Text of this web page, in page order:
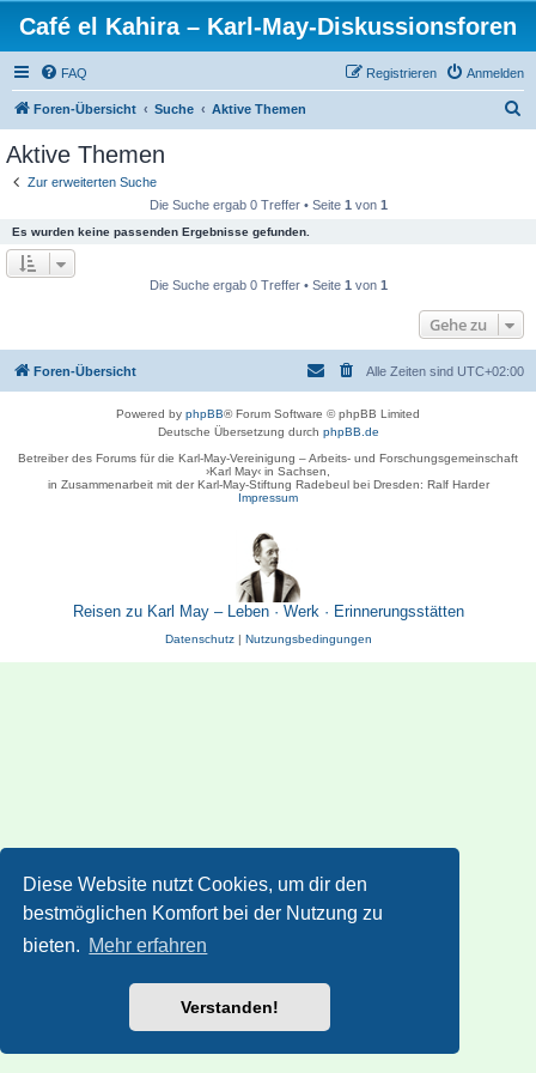
Diese Website nutzt Cookies, um dir den
bestmöglichen Komfort bei der Nutzung zu
bieten. Mehr erfahren
Verstanden!
Café el Kahira – Karl-May-Diskussionsforen
FAQ Anmelden
Registrieren
Foren-Übersicht Suche Aktive Themen
Aktive Themen
Zur erweiterten Suche
Die Suche ergab 0 Treffer • Seite 1 von 1
Es wurden keine passenden Ergebnisse gefunden.
Die Suche ergab 0 Treffer • Seite 1 von 1
Gehe zu
Foren-Übersicht Alle Zeiten sind UTC+02:00
Powered by phpBB® Forum Software © phpBB Limited
Deutsche Übersetzung durch phpBB.de
Betreiber des Forums für die Karl-May-Vereinigung – Arbeits- und Forschungsgemeinschaft
›Karl May‹ in Sachsen,
in Zusammenarbeit mit der Karl-May-Stiftung Radebeul bei Dresden: Ralf Harder
Impressum
Reisen zu Karl May – Leben · Werk · Erinnerungsstätten
Datenschutz| Nutzungsbedingungen